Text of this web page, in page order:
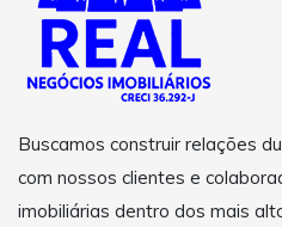
Buscamos construir relações
com nossos clientes e
imobiliárias dentro dos mais